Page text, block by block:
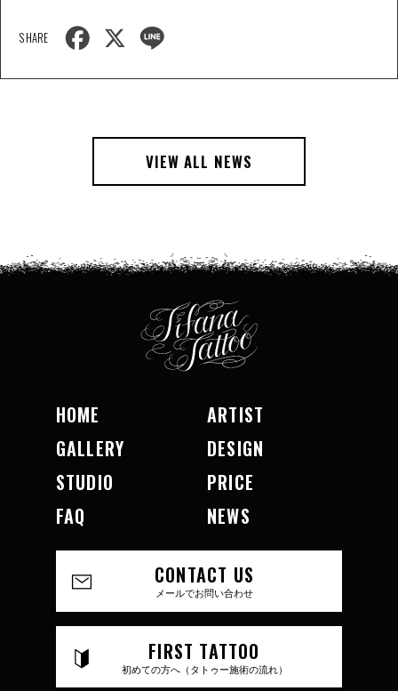
SHARE
o
VIEW ALL NEWS
HOME
ARTIST
GALLERY
DESIGN
STUDIO
PRICE
FAQ
NEWS
CONTACT US
メールでお問い合わせ
FIRST TATTOO
初めての方へ（タトゥー施術の流れ）